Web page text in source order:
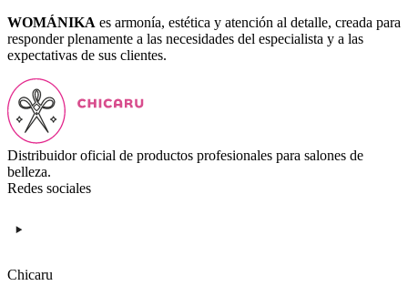
WOMÁNIKA es armonía, estética y atención al detalle, creada para
responder plenamente a las necesidades del especialista y a las
expectativas de sus clientes.
Distribuidor oficial de productos profesionales para salones de
belleza.
Redes sociales
Chicaru